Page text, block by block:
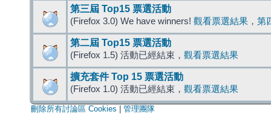
第三屆 Top15 票選活動
(Firefox 3.0) We have winners! 觀看票選結果 ， 第
第二屆 Top15 票選活動
(Firefox 1.5) 活動已經結束， 觀看票選結果
擴充套件 Top 15 票選活動
(Firefox 1.0) 活動已經結束， 觀看票選結果
刪除所有討論區 Cookies 管理團隊